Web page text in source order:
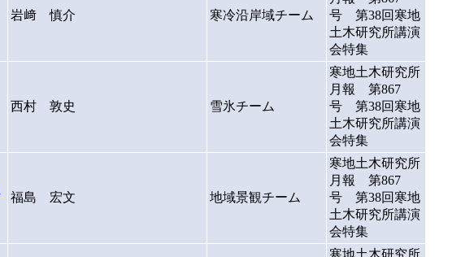
岩﨑 慎介 寒冷沿岸域チーム
号 第38回寒地
土木研究所講演
会特集
西村 敦史 雪氷チーム
寒地土木研究所
月報 第867
号 第38回寒地
土木研究所講演
会特集
福島 宏⽂ 地域景観チーム
寒地土木研究所
月報 第867
号 第38回寒地
土木研究所講演
会特集
寒地土木研究所